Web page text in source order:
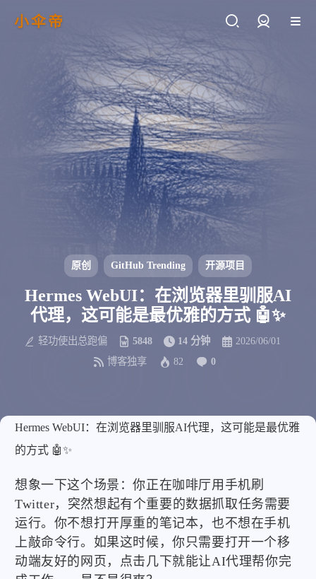
小伞帝
登录
原创 GitHub Trending 开源项目
Hermes WebUI：在浏览器里驯服AI
代理，这可能是最优雅的方式 🤖✨
轻功使出总跑偏 5848 14 分钟
2026/06/01
博客独享
82 0
Hermes WebUI：在浏览器里驯服AI代理，这可能是最优雅
的方式 🤖✨
想象一下这个场景：你正在咖啡厅用手机刷
Twitter，突然想起有个重要的数据抓取任务需要
运行。你不想打开厚重的笔记本，也不想在手机
上敲命令行。如果这时候，你只需要打开一个移
动端友好的网页，点击几下就能让AI代理帮你完